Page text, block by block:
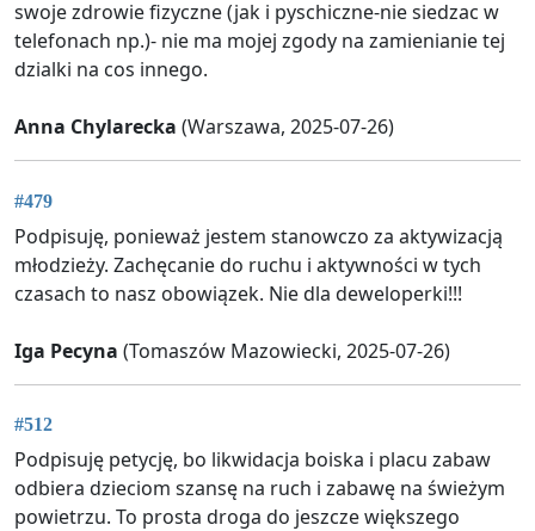
swoje zdrowie fizyczne (jak i pyschiczne-nie siedzac w
telefonach np.)- nie ma mojej zgody na zamienianie tej
dzialki na cos innego.
Anna Chylarecka (Warszawa, 2025-07-26)
#479
Podpisuję, ponieważ jestem stanowczo za aktywizacją
młodzieży. Zachęcanie do ruchu i aktywności w tych
czasach to nasz obowiązek. Nie dla deweloperki!!!
Iga Pecyna (Tomaszów Mazowiecki, 2025-07-26)
#512
Podpisuję petycję, bo likwidacja boiska i placu zabaw
odbiera dzieciom szansę na ruch i zabawę na świeżym
powietrzu. To prosta droga do jeszcze większego